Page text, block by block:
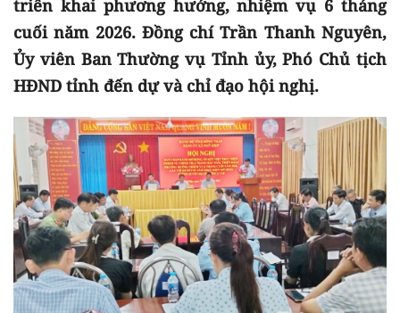
triển khai phương hướng, nhiệm vụ 6 tháng
cuối năm 2026. Đồng chí Trần Thanh Nguyên,
Ủy viên Ban Thường vụ Tỉnh ủy, Phó Chủ tịch
HĐND tỉnh đến dự và chỉ đạo hội nghị.